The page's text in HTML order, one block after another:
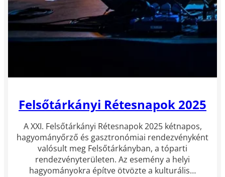
Felsőtárkányi Rétesnapok 2025
A XXI. Felsőtárkányi Rétesnapok 2025 kétnapos,
hagyományőrző és gasztronómiai rendezvényként
valósult meg Felsőtárkányban, a tóparti
rendezvényterületen. Az esemény a helyi
hagyományokra építve ötvözte a kulturális…